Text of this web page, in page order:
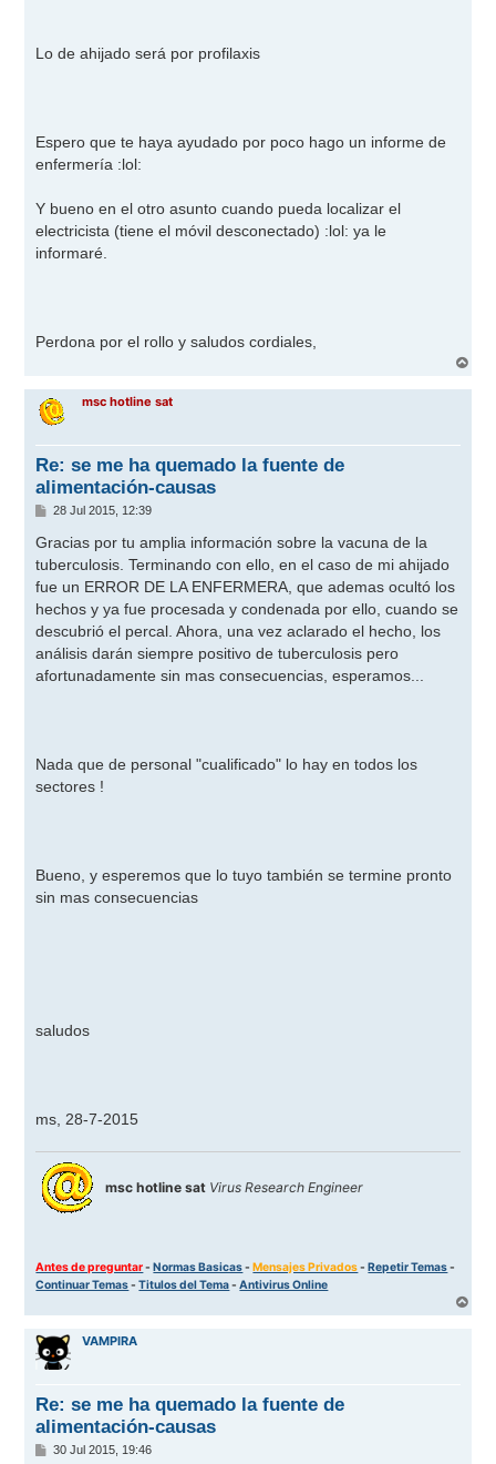
Lo de ahijado será por profilaxis
Espero que te haya ayudado por poco hago un informe de
enfermería :lol:
Y bueno en el otro asunto cuando pueda localizar el
electricista (tiene el móvil desconectado) :lol: ya le
informaré.
Perdona por el rollo y saludos cordiales,
r
msc hotline sat
Re: se me ha quemado la fuente de
alimentación-causas
M
n
a
j
e
28 Jul 2015, 12:39
Gracias por tu amplia información sobre la vacuna de la
tuberculosis. Terminando con ello, en el caso de mi ahijado
fue un ERROR DE LA ENFERMERA, que ademas ocultó los
hechos y ya fue procesada y condenada por ello, cuando se
descubrió el percal. Ahora, una vez aclarado el hecho, los
análisis darán siempre positivo de tuberculosis pero
afortunadamente sin mas consecuencias, esperamos...
Nada que de personal "cualificado" lo hay en todos los
sectores !
Bueno, y esperemos que lo tuyo también se termine pronto
sin mas consecuencias
saludos
ms, 28-7-2015
msc hotline sat Virus Research Engineer
Antes de preguntar-Normas Basicas-Mensajes Privados-Repetir Temas-
Continuar Temas-Titulos del Tema-Antivirus Online
r
VAMPIRA
Re: se me ha quemado la fuente de
alimentación-causas
M
30 Jul 2015, 19:46